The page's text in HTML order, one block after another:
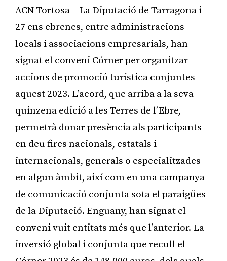
ACN Tortosa – La Diputació de Tarragona i
27 ens ebrencs, entre administracions
locals i associacions empresarials, han
signat el conveni Córner per organitzar
accions de promoció turística conjuntes
aquest 2023. L’acord, que arriba a la seva
quinzena edició a les Terres de l’Ebre,
permetrà donar presència als participants
en deu fires nacionals, estatals i
internacionals, generals o especialitzades
en algun àmbit, així com en una campanya
de comunicació conjunta sota el paraigües
de la Diputació. Enguany, han signat el
conveni vuit entitats més que l’anterior. La
inversió global i conjunta que recull el